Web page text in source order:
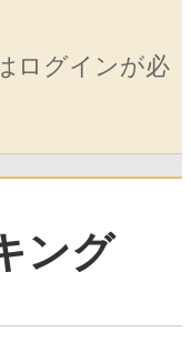
ログインが必
ング